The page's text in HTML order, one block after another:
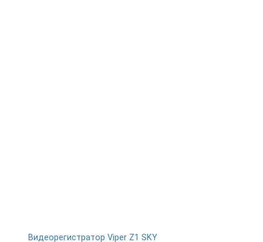
Видеорегистратор Viper Z1 SKY